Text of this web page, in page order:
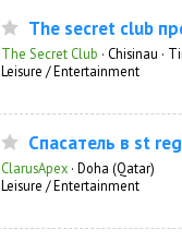
The secret club
The Secret Club · Chisinau ·
Leisure / Entertainment
Спасатель в st
ClarusApex · Doha (Qatar)
Leisure / Entertainment